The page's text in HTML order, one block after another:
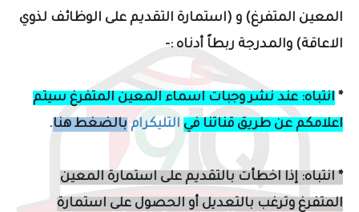
المعين المتفرغ) و (استمارة التقديم على الوظائف لذوي
الاعاقة) والمدرجة ربطاً أدناه :-
* انتباه: عند نشر وجبات اسماء المعين المتفرغ سيتم
اعلامكم عن طريق قناتنا في التليكرام بالضغط هنا.
* انتباه: إذا اخطأت بالتقديم على استمارة المعين
المتفرغ وترغب بالتعديل أو الحصول على استمارة